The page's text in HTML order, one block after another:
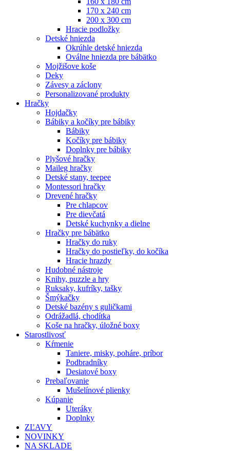
170 x 240 cm
200 x 300 cm
Hracie podložky
Detské hniezda
Okrúhle detské hniezda
Oválne hniezda pre bábätko
Mojžišove koše
Deky
Závesy a záclony
Personalizované produkty
Hračky
Hojdačky
Bábiky a kočíky pre bábiky
Bábiky
Kočíky pre bábiky
Doplnky pre bábiky
Plyšové hračky
Maileg hračky
Detské stany, teepee
Montessori hračky
Drevené hračky
Pre chlapcov
Pre dievčatá
Detské kuchynky a dielne
Hračky pre bábätko
Hračky do ruky
Hračky do postieľky, do kočíka
Hracie hrazdy
Hudobné nástroje
Knihy, puzzle a hry
Ruksaky, kufríky, tašky
Šmýkačky
Detské bazény s guličkami
Odrážadlá, chodítka
Koše na hračky, úložné boxy
Starostlivosť
Kŕmenie
Taniere, misky, poháre, príbor
Podbradníky
Desiatové boxy
Prebaľovanie
Mušelínové plienky
Kúpanie
Uteráky
Doplnky
ZĽAVY
NOVINKY
NA SKLADE